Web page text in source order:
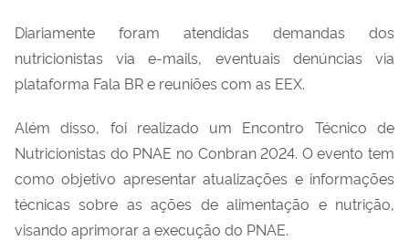
Diariamente foram atendidas demandas dos
nutricionistas via e-mails,
eventuais denúncias via
plataforma Fala BRe reuniões com as EEX.
Além disso, foi realizado um Encontro Técnico de
Nutricionistas do PNAE no Conbran2024. O evento tem
como objetivo apresentar atualizações e informações
técnicas sobre as ações de alimentação e nutrição,
visando aprimorar a execução do PNAE.